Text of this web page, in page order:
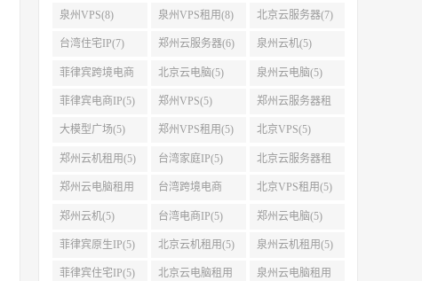
用(8)
泉州VPS(8) 泉州VPS租用(8) 北京云服务器(7)
台湾住宅IP(7) 郑州云服务器(6) 泉州云机(5)
菲律宾跨境电商
IP(5)
北京云电脑(5) 泉州云电脑(5)
菲律宾电商IP(5) 郑州VPS(5) 郑州云服务器租
用(5)
大模型广场(5) 郑州VPS租用(5) 北京VPS(5)
郑州云机租用(5) 台湾家庭IP(5) 北京云服务器租
用(5)
郑州云电脑租用
(5)
台湾跨境电商
IP(5)
北京VPS租用(5)
郑州云机(5) 台湾电商IP(5) 郑州云电脑(5)
菲律宾原生IP(5) 北京云机租用(5) 泉州云机租用(5)
菲律宾住宅IP(5) 北京云电脑租用 泉州云电脑租用